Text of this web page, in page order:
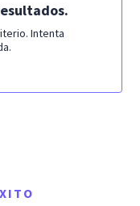
Intenta